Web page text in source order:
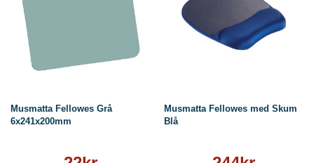
Musmatta Fellowes Grå
6x241x200mm
Musmatta Fellowes med Skum
Blå